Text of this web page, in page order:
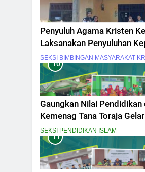
Penyuluh Agama Kristen
Laksanakan Penyuluhan
Lanjut Usia dan
SEKSI BIMBINGAN MASYARAKAT
10
Gaungkan Nilai Pendidikan
Kemenag Tana Toraja
Hardiknas 2026 Serentak
SEKSI PENDIDIKAN ISLAM
11